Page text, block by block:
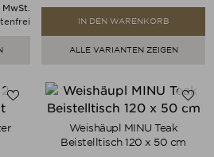
IN DEN WARENKORB
ALLE VARIANTEN ZEIGEN
Weishäupl MINU Teak
Beistelltisch 120 x 50 cm